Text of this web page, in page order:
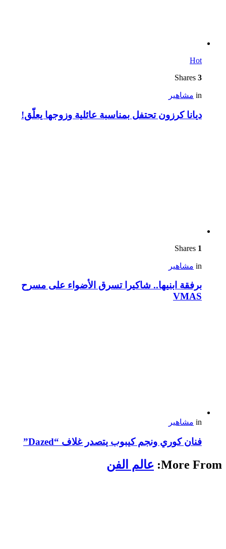
Hot
3
in مشاهير
ديانا كرزون تحتفل بمناسبة عائلية وزوجها يعلّق!
1
in مشاهير
برفقة ابنيها.. شاكيرا تسرق الأضواء على مسرح
VMAS
in مشاهير
فنان كوري ونجم كيبوب يتصدر غلاف “Dazed”
More From: عالم الفن